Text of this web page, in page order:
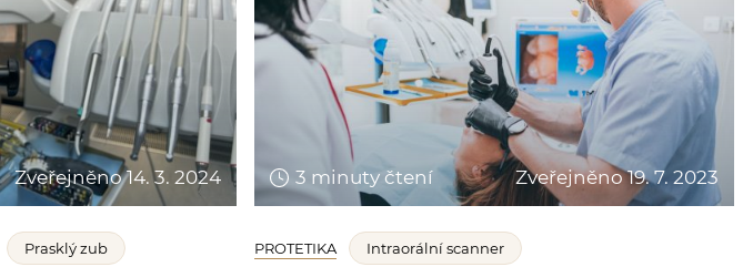
Zveřejněno 14. 3. 2024
Prasklý zub
3 minuty čtení Zveřejněno 19. 7. 2023
PROTETIKA Intraorální scanner